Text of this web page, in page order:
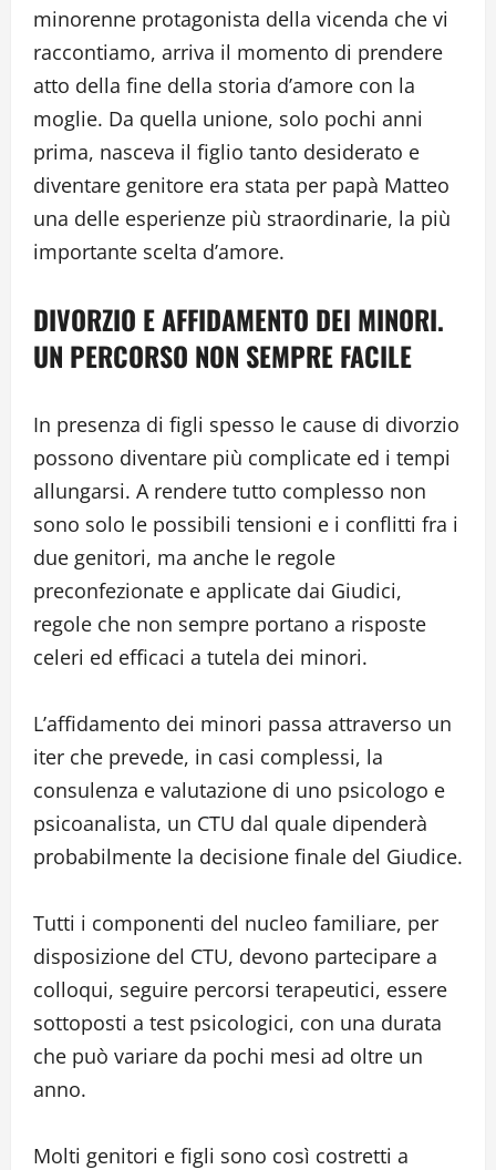
minorenne protagonista della vicenda che vi
raccontiamo, arriva il momento di prendere
atto della fine della storia d’amore con la
moglie. Da quella unione, solo pochi anni
prima, nasceva il figlio tanto desiderato e
diventare genitore era stata per papà Matteo
una delle esperienze più straordinarie, la più
importante scelta d’amore.
DIVORZIO E AFFIDAMENTO DEI MINORI.
UN PERCORSO NON SEMPRE FACILE
In presenza di figli spesso le cause di divorzio
possono diventare più complicate ed i tempi
allungarsi. A rendere tutto complesso non
sono solo le possibili tensioni e i conflitti fra i
due genitori, ma anche le regole
preconfezionate e applicate dai Giudici,
regole che non sempre portano a risposte
celeri ed efficaci a tutela dei minori.
L’affidamento dei minori passa attraverso un
iter che prevede, in casi complessi, la
consulenza e valutazione di uno psicologo e
psicoanalista, un CTU dal quale dipenderà
probabilmente la decisione finale del Giudice.
Tutti i componenti del nucleo familiare, per
disposizione del CTU, devono partecipare a
colloqui, seguire percorsi terapeutici, essere
sottoposti a test psicologici, con una durata
che può variare da pochi mesi ad oltre un
anno.
Molti genitori e figli sono così costretti a